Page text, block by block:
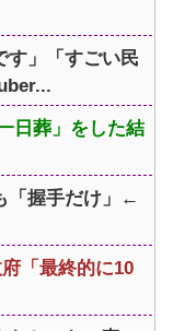
す」「すごい民
日葬」をした結
「握手だけ」←
「最終的に10